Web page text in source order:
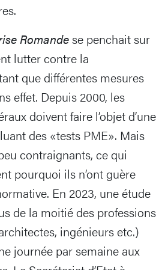
Romandese penchait sur
lutter contre la
que différentes mesures
effet. Depuis 2000, les
doivent faire l’objet d’une
des «tests PME». Mais
contraignants, ce qui
pourquoi ils n’ont guère
En 2023, une étude
de la moitié des professions
ingénieurs etc.)
journée par semaine aux